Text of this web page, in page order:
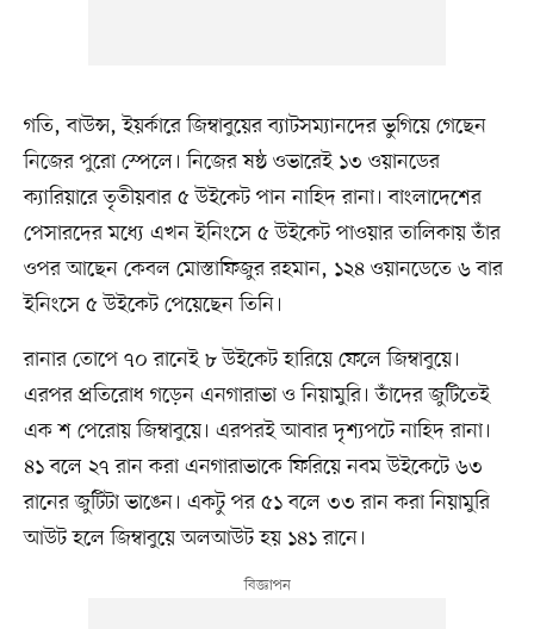
গতি, বাউন্স, ইয়র্কারে জিম্বাবুয়ের ব্যাটসম্যানদের ভুগিয়ে গেছেন
নিজের পুরো স্পেলে। নিজের ষষ্ঠ ওভারেই ১৩ ওয়ানডের
ক্যারিয়ারে তৃতীয়বার ৫ উইকেট পান নাহিদ রানা। বাংলাদেশের
পেসারদের মধ্যে এখন ইনিংসে ৫ উইকেট পাওয়ার তালিকায় তাঁর
ওপর আছেন কেবল মোস্তাফিজুর রহমান, ১২৪ ওয়ানডেতে ৬ বার
ইনিংসে ৫ উইকেট পেয়েছেন তিনি।
রানার তোপে ৭০ রানেই ৮ উইকেট হারিয়ে ফেলে জিম্বাবুয়ে।
এরপর প্রতিরোধ গড়েন এনগারাভা ও নিয়ামুরি। তাঁদের জুটিতেই
এক শ পেরোয় জিম্বাবুয়ে। এরপরই আবার দৃশ্যপটে নাহিদ রানা।
৪১ বলে ২৭ রান করা এনগারাভাকে ফিরিয়ে নবম উইকেটে ৬৩
রানের জুটিটা ভাঙেন। একটু পর ৫১ বলে ৩৩ রান করা নিয়ামুরি
আউট হলে জিম্বাবুয়ে অলআউট হয় ১৪১ রানে।